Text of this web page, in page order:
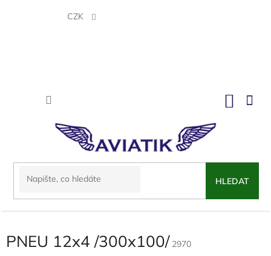
CZK
HLEDAT
PNEU 12x4 /300x100/ 2970